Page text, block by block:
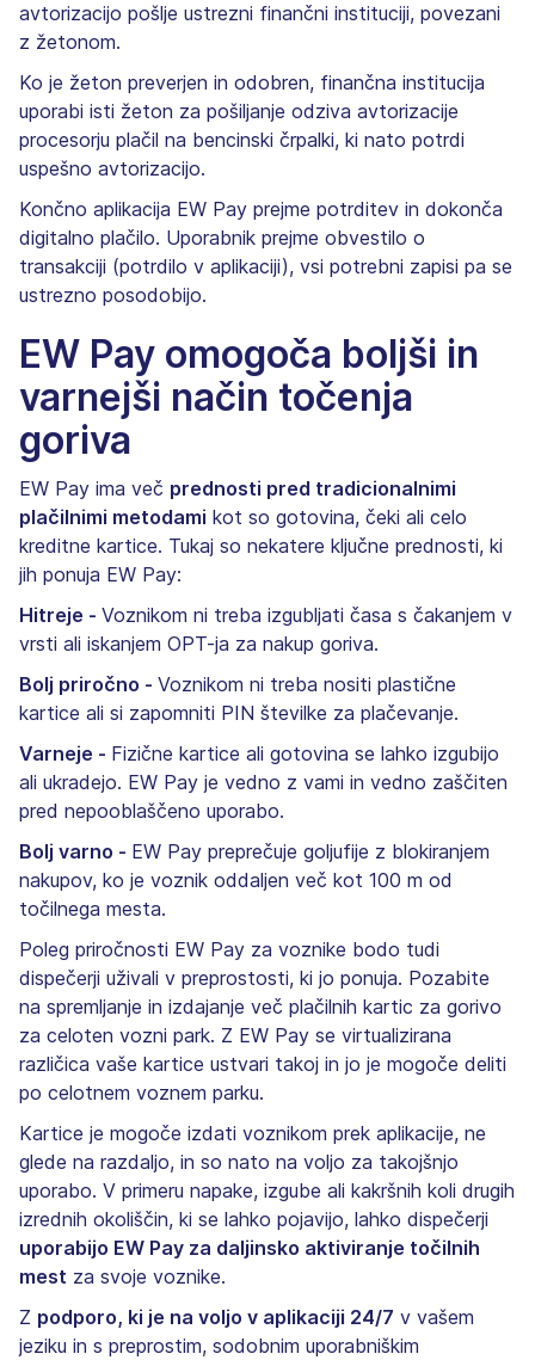
avtorizacijo pošlje ustrezni finančni instituciji, povezani
z žetonom.
Ko je žeton preverjen in odobren, finančna institucija
uporabi isti žeton za pošiljanje odziva avtorizacije
procesorju plačil na bencinski črpalki, ki nato potrdi
uspešno avtorizacijo.
Končno aplikacija EW Pay prejme potrditev in dokonča
digitalno plačilo. Uporabnik prejme obvestilo o
transakciji (potrdilo v aplikaciji), vsi potrebni zapisi pa se
ustrezno posodobijo.
EW Pay omogoča boljši in
varnejši način točenja
goriva
EW Pay ima več prednosti pred tradicionalnimi
plačilnimi metodami kot so gotovina, čeki ali celo
kreditne kartice. Tukaj so nekatere ključne prednosti, ki
jih ponuja EW Pay:
Hitreje - Voznikom ni treba izgubljati časa s čakanjem v
vrsti ali iskanjem OPT-ja za nakup goriva.
Bolj priročno - Voznikom ni treba nositi plastične
kartice ali si zapomniti PIN številke za plačevanje.
Varneje - Fizične kartice ali gotovina se lahko izgubijo
ali ukradejo. EW Pay je vedno z vami in vedno zaščiten
pred nepooblaščeno uporabo.
Bolj varno - EW Pay preprečuje goljufije z blokiranjem
nakupov, ko je voznik oddaljen več kot 100 m od
točilnega mesta.
Poleg priročnosti EW Pay za voznike bodo tudi
dispečerji uživali v preprostosti, ki jo ponuja. Pozabite
na spremljanje in izdajanje več plačilnih kartic za gorivo
za celoten vozni park. Z EW Pay se virtualizirana
različica vaše kartice ustvari takoj in jo je mogoče deliti
po celotnem voznem parku.
Kartice je mogoče izdati voznikom prek aplikacije, ne
glede na razdaljo, in so nato na voljo za takojšnjo
uporabo. V primeru napake, izgube ali kakršnih koli drugih
izrednih okoliščin, ki se lahko pojavijo, lahko dispečerji
uporabijo EW Pay za daljinsko aktiviranje točilnih
mest za svoje voznike.
Z podporo, ki je na voljo v aplikaciji 24/7 v vašem
jeziku in s preprostim, sodobnim uporabniškim